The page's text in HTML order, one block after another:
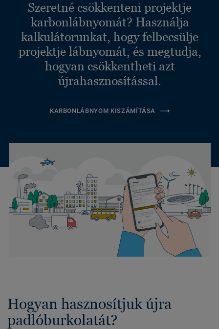
Szeretné csökkenteni projektje
karbonlábnyomát? Használja
kalkulátorunkat, hogy felbecsülje
projektje lábnyomát, és megtudja,
hogyan csökkentheti azt
újrahasznosítással.
KARBONLÁBNYOM KISZÁMÍTÁSA
Hogyan hasznosítjuk újra
padlóburkolatát?